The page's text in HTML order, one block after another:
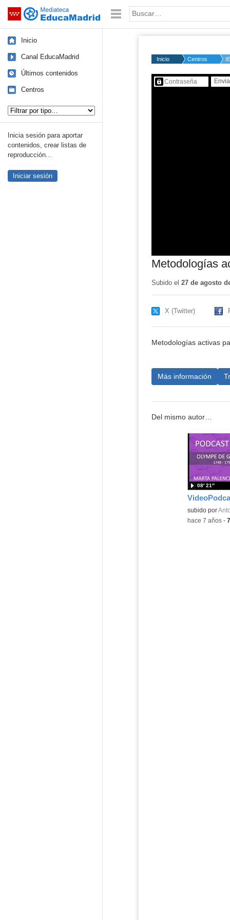
Saltar navegación Palabra o frase:
Inicio
Canal EducaMadrid
Últimos contenidos
Centros
Inicia sesión para aportar
contenidos, crear listas de
reproducción...
Iniciar sesión
Inicio Centros
Contenido protegido…
Metodologías
Subido el 27 de agosto
X (Twitter)
Metodologías activas
Más información
Del mismo autor…
Contenido
subido por
08′ 21″
-hace 7 años-